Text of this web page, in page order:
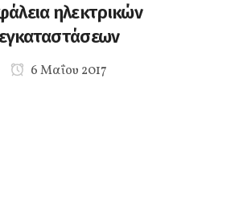
ηλεκτρικών
εγκαταστάσεων
6 Μαΐου 2017